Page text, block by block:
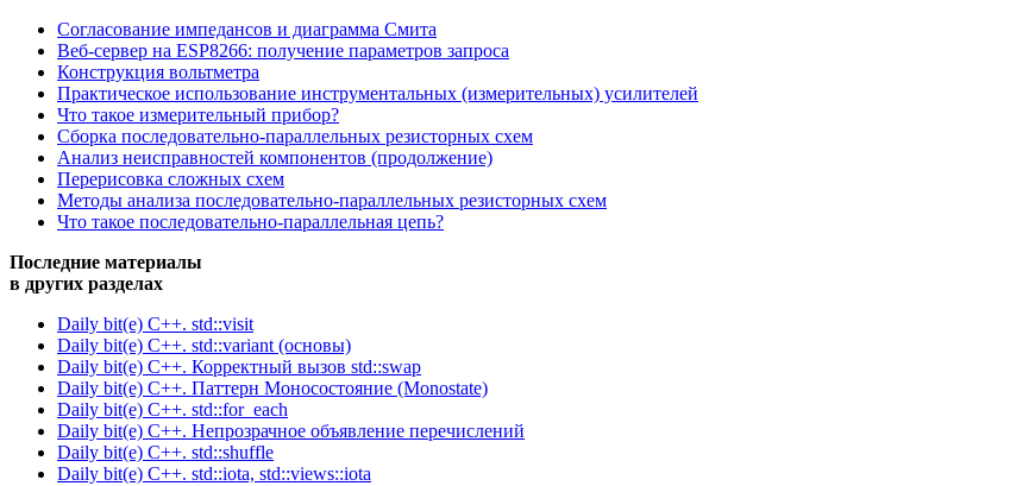
Согласование импедансов и диаграмма Смита
Веб-сервер на ESP8266: получение параметров запроса
Конструкция вольтметра
Практическое использование инструментальных (измерительных) усилителей
Что такое измерительный прибор?
Сборка последовательно-параллельных резисторных схем
Анализ неисправностей компонентов (продолжение)
Перерисовка сложных схем
Методы анализа последовательно-параллельных резисторных схем
Что такое последовательно-параллельная цепь?
Последние материалы
в других разделах
Daily bit(e) C++. std::visit
Daily bit(e) C++. std::variant (основы)
Daily bit(e) C++. Корректный вызов std::swap
Daily bit(e) C++. Паттерн Моносостояние (Monostate)
Daily bit(e) C++. std::for_each
Daily bit(e) C++. Непрозрачное объявление перечислений
Daily bit(e) C++. std::shuffle
Daily bit(e) C++. std::iota, std::views::iota